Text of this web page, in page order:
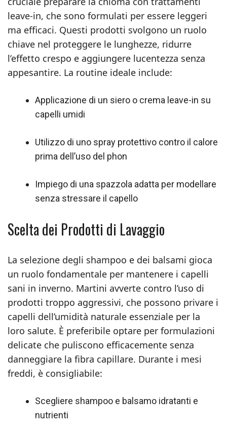
leave-in, che sono formulati per essere leggeri
ma efficaci. Questi prodotti svolgono un ruolo
chiave nel proteggere le lunghezze, ridurre
l’effetto crespo e aggiungere lucentezza senza
appesantire. La routine ideale include:
Applicazione di un siero o crema leave-in su
capelli umidi
Utilizzo di uno spray protettivo contro il calore
prima dell’uso del phon
Impiego di una spazzola adatta per modellare
senza stressare il capello
Scelta dei Prodotti di Lavaggio
La selezione degli shampoo e dei balsami gioca
un ruolo fondamentale per mantenere i capelli
sani in inverno. Martini avverte contro l’uso di
prodotti troppo aggressivi, che possono privare i
capelli dell’umidità naturale essenziale per la
loro salute. È preferibile optare per formulazioni
delicate che puliscono efficacemente senza
danneggiare la fibra capillare. Durante i mesi
freddi, è consigliabile:
Scegliere shampoo e balsamo idratanti e
nutrienti